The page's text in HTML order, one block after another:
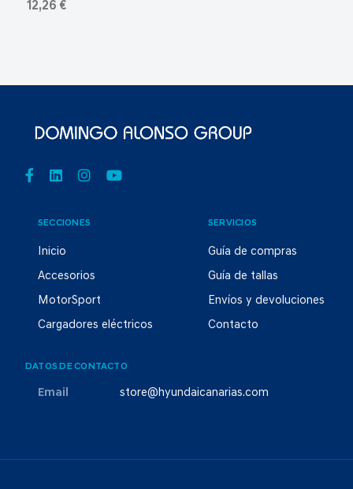
12,26 €
SECCIONES
Inicio
Accesorios
MotorSport
Cargadores eléctricos
SERVICIOS
Guía de compras
Guía de tallas
Envíos y devoluciones
Contacto
DATOS DE CONTACTO
Email store@hyundaicanarias.com